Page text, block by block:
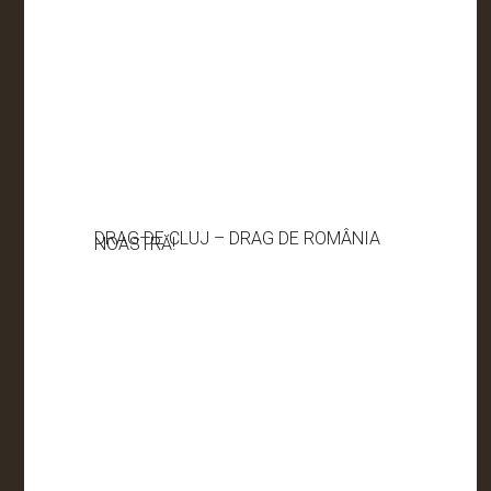
DRAG DE CLUJ – DRAG DE ROMÂNIA
NOASTRĂ!